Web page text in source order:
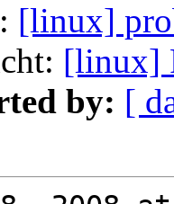
[linux]
[linux]
by: [